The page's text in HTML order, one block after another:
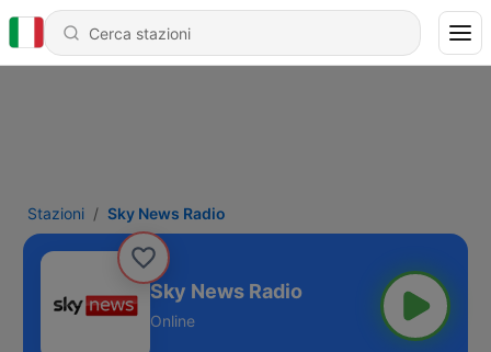
Stazioni Sky News Radio
Sky News Radio
Online